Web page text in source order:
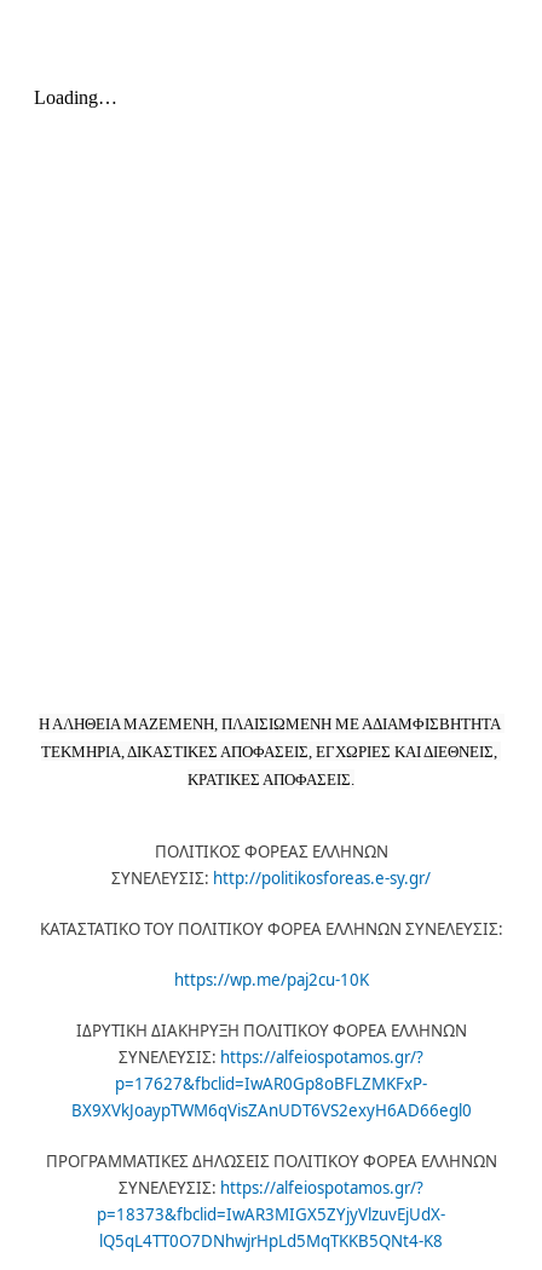
Η ΑΛΗΘΕΙΑ ΜΑΖΕΜΕΝΗ, ΠΛΑΙΣΙΩΜΕΝΗ ΜΕ ΑΔΙΑΜΦΙΣΒΗΤΗΤΑ
ΤΕΚΜΗΡΙΑ, ΔΙΚΑΣΤΙΚΕΣ ΑΠΟΦΑΣΕΙΣ, ΕΓΧΩΡΙΕΣ ΚΑΙ ΔΙΕΘΝΕΙΣ,
ΚΡΑΤΙΚΕΣ ΑΠΟΦΑΣΕΙΣ.
ΠΟΛΙΤΙΚΟΣ ΦΟΡΕΑΣ ΕΛΛΗΝΩΝ
ΣΥΝΕΛΕΥΣΙΣ: http://politikosforeas.e-sy.gr/
ΚΑΤΑΣΤΑΤΙΚΟ ΤΟΥ ΠΟΛΙΤΙΚΟΥ ΦΟΡΕΑ ΕΛΛΗΝΩΝ ΣΥΝΕΛΕΥΣΙΣ:
https://wp.me/paj2cu-10K
ΙΔΡΥΤΙΚΗ ΔΙΑΚΗΡΥΞΗ ΠΟΛΙΤΙΚΟΥ ΦΟΡΕΑ ΕΛΛΗΝΩΝ
ΣΥΝΕΛΕΥΣΙΣ: https://alfeiospotamos.gr/?
p=17627&fbclid=IwAR0Gp8oBFLZMKFxP-
BX9XVkJoaypTWM6qVisZAnUDT6VS2exyH6AD66egl0
ΠΡΟΓΡΑΜΜΑΤΙΚΕΣ ΔΗΛΩΣΕΙΣ ΠΟΛΙΤΙΚΟΥ ΦΟΡΕΑ ΕΛΛΗΝΩΝ
ΣΥΝΕΛΕΥΣΙΣ: https://alfeiospotamos.gr/?
p=18373&fbclid=IwAR3MIGX5ZYjyVlzuvEjUdX-
lQ5qL4TT0O7DNhwjrHpLd5MqTKKB5QNt4-K8